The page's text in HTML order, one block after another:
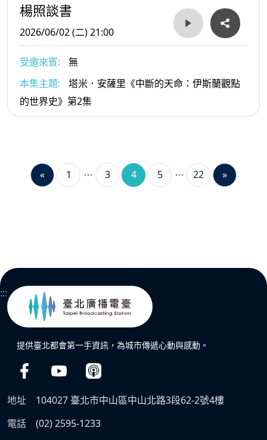
楊照談書
2026/06/02 (二) 21:00
受邀來賓:
無
本集主題:
塔米．安薩里《中斷的天命：伊斯蘭觀點
的世界史》第2集
« 1 3 4 5 22 »
:::
提供臺北都會第一手資訊，為城市傳遞心動與感動。
地址
104027 臺北市中山區中山北路3段62-2號4樓
電話
(02) 2595-1233